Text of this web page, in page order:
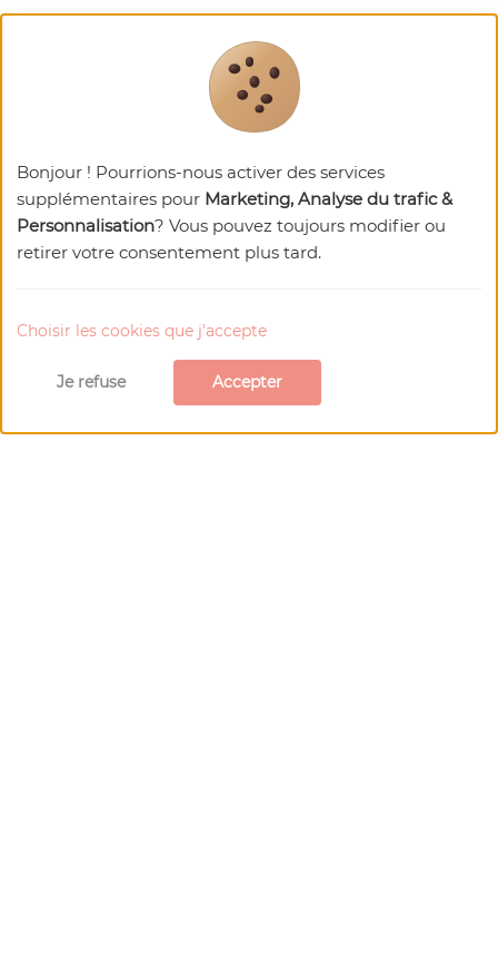
Bonjour ! Pourrions-nous activer des services
supplémentaires pour Marketing, Analyse du trafic &
Personnalisation? Vous pouvez toujours modifier ou
retirer votre consentement plus tard.
Choisir les cookies que j'accepte
Je refuse Accepter